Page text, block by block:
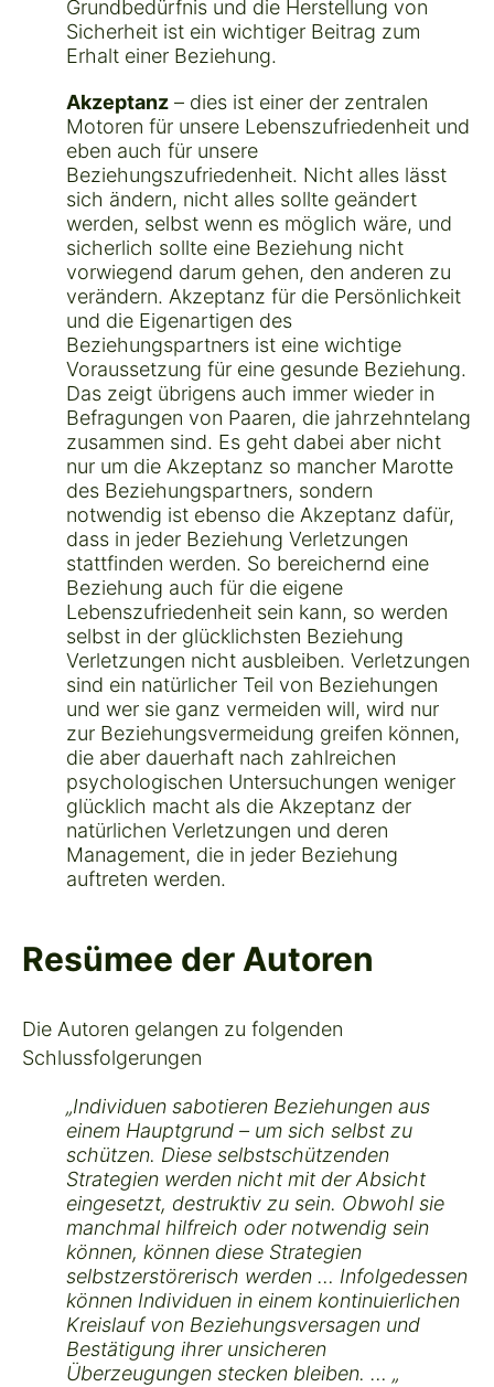
Grundbedürfnis und die Herstellung von
Sicherheit ist ein wichtiger Beitrag zum
Erhalt einer Beziehung.
Akzeptanz – dies ist einer der zentralen
Motoren für unsere Lebenszufriedenheit und
eben auch für unsere
Beziehungszufriedenheit. Nicht alles lässt
sich ändern, nicht alles sollte geändert
werden, selbst wenn es möglich wäre, und
sicherlich sollte eine Beziehung nicht
vorwiegend darum gehen, den anderen zu
verändern. Akzeptanz für die Persönlichkeit
und die Eigenartigen des
Beziehungspartners ist eine wichtige
Voraussetzung für eine gesunde Beziehung.
Das zeigt übrigens auch immer wieder in
Befragungen von Paaren, die jahrzehntelang
zusammen sind. Es geht dabei aber nicht
nur um die Akzeptanz so mancher Marotte
des Beziehungspartners, sondern
notwendig ist ebenso die Akzeptanz dafür,
dass in jeder Beziehung Verletzungen
stattfinden werden. So bereichernd eine
Beziehung auch für die eigene
Lebenszufriedenheit sein kann, so werden
selbst in der glücklichsten Beziehung
Verletzungen nicht ausbleiben. Verletzungen
sind ein natürlicher Teil von Beziehungen
und wer sie ganz vermeiden will, wird nur
zur Beziehungsvermeidung greifen können,
die aber dauerhaft nach zahlreichen
psychologischen Untersuchungen weniger
glücklich macht als die Akzeptanz der
natürlichen Verletzungen und deren
Management, die in jeder Beziehung
auftreten werden.
Resümee der Autoren
Die Autoren gelangen zu folgenden
Schlussfolgerungen
„Individuen sabotieren Beziehungen aus
einem Hauptgrund – um sich selbst zu
schützen. Diese selbstschützenden
Strategien werden nicht mit der Absicht
eingesetzt, destruktiv zu sein. Obwohl sie
manchmal hilfreich oder notwendig sein
können, können diese Strategien
selbstzerstörerisch werden … Infolgedessen
können Individuen in einem kontinuierlichen
Kreislauf von Beziehungsversagen und
Bestätigung ihrer unsicheren
Überzeugungen stecken bleiben. … „